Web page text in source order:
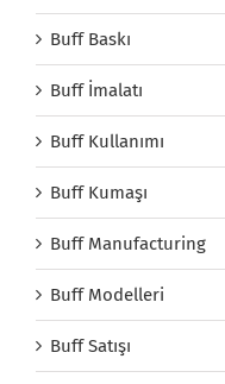
Buff Baskı
Buff İmalatı
Buff Kullanımı
Buff Kumaşı
Buff Manufacturing
Buff Modelleri
Buff Satışı